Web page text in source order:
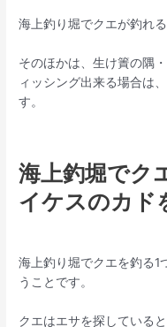
海上釣り堀でクエが釣れ
そのほかは、生け簀の隅
ィッシング出来る場合は
す。
海上釣堀で
イケスのカド
海上釣り堀でクエを釣る1
うことです。
クエはエサを探している